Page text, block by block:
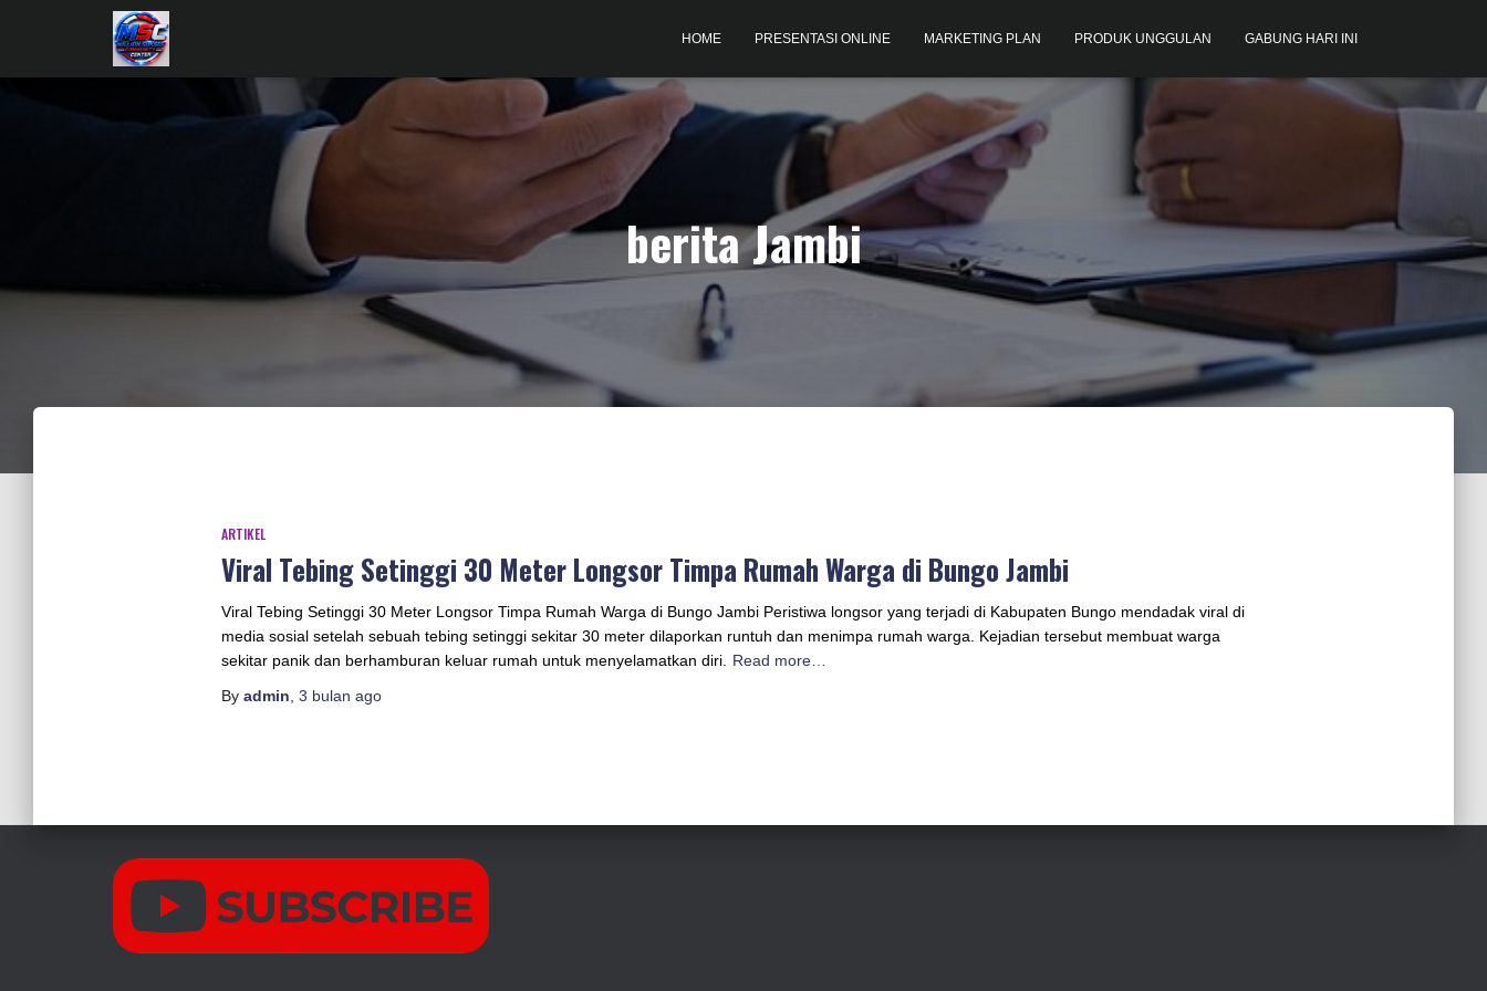
HOME PRESENTASI ONLINE MARKETING PLAN PRODUK UNGGULAN GABUNG HARI INI
berita Jambi
ARTIKEL
Viral Tebing Setinggi 30 Meter Longsor Timpa Rumah Warga di Bungo Jambi
Viral Tebing Setinggi 30 Meter Longsor Timpa Rumah Warga di Bungo Jambi Peristiwa longsor yang terjadi di Kabupaten Bungo mendadak viral di
media sosial setelah sebuah tebing setinggi sekitar 30 meter dilaporkan runtuh dan menimpa rumah warga. Kejadian tersebut membuat warga
sekitar panik dan berhamburan keluar rumah untuk menyelamatkan diri.
Read more…
By admin 3 bulan ago